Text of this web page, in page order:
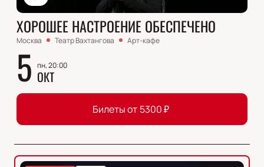
ХОРОШЕЕ НАСТРОЕНИЕ ОБЕСПЕЧЕНО
Москва Театр Вахтангова Арт-кафе
5 пн, 20:00
ОКТ
Билеты от 5300₽